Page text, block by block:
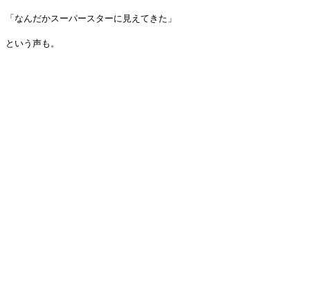
「なんだかスーパースターに見えてきた」
という声も。